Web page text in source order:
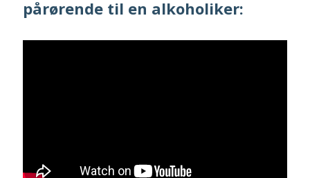
pårørende til en alkoholiker: